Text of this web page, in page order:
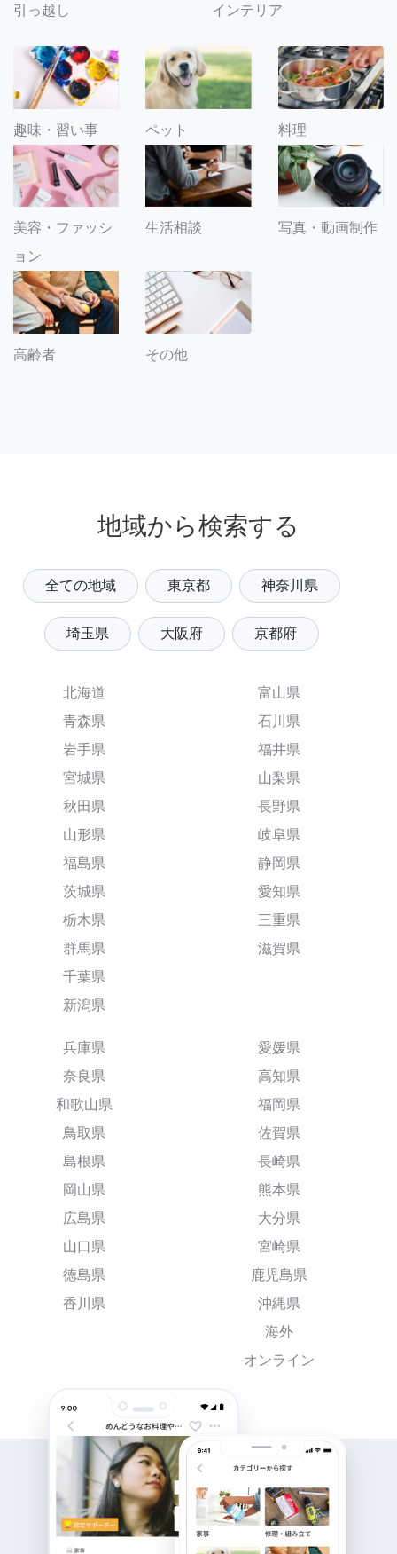
引っ越し インテリア
趣味・習い事 ペット 料理
美容・ファッシ
ョン
生活相談 写真・動画制作
高齢者 その他
地域から検索する
全ての地域 東京都 神奈川県
埼玉県 大阪府 京都府
北海道
青森県
岩手県
宮城県
秋田県
山形県
福島県
茨城県
栃木県
群馬県
千葉県
新潟県
富山県
石川県
福井県
山梨県
長野県
岐阜県
静岡県
愛知県
三重県
滋賀県
兵庫県
奈良県
和歌山県
鳥取県
島根県
岡山県
広島県
山口県
徳島県
香川県
愛媛県
高知県
福岡県
佐賀県
長崎県
熊本県
大分県
宮崎県
鹿児島県
沖縄県
海外
オンライン